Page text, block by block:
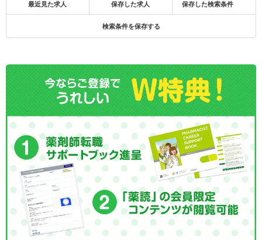
最近見た求人 保存した求人 保存した検索条件
検索条件を保存する